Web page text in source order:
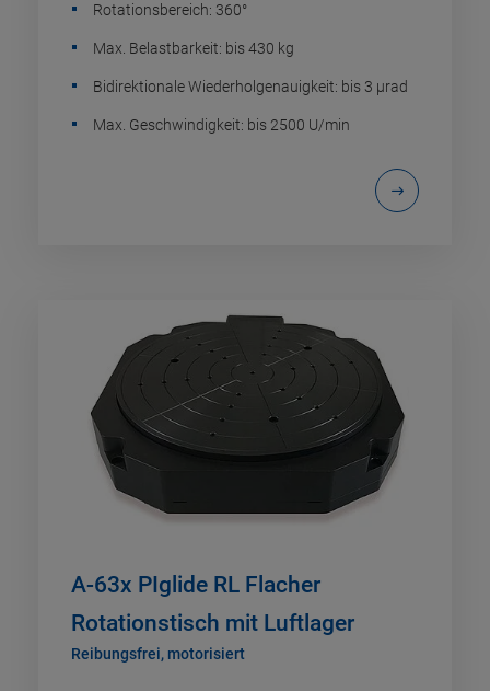
Rotationsbereich: 360°
Max. Belastbarkeit: bis 430 kg
Bidirektionale Wiederholgenauigkeit: bis 3 µrad
Max. Geschwindigkeit: bis 2500 U/min
A-63x PIglide RL Flacher
Rotationstisch mit Luftlager
Reibungsfrei, motorisiert